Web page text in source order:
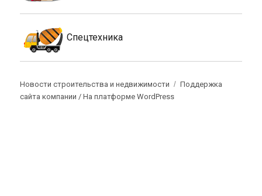
Спецтехника
Новости строительства и недвижимости
Поддержка
сайта компании /На платформе WordPress